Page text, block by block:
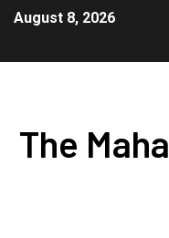
August 8, 2026
The